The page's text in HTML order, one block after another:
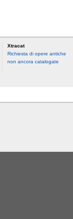
Xtracat
Richiesta di opere antiche
non ancora catalogate